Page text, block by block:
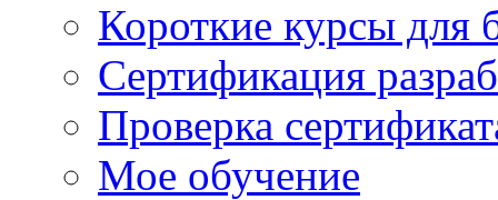
Короткие курсы для
Сертификация
Проверка
Мое обучение